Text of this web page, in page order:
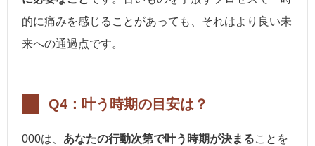
的に痛みを感じることがあっても、それはより良い未
来への通過点です。
Q4：叶う時期の目安は？
000は、 あなたの行動次第で叶う時期が決まることを